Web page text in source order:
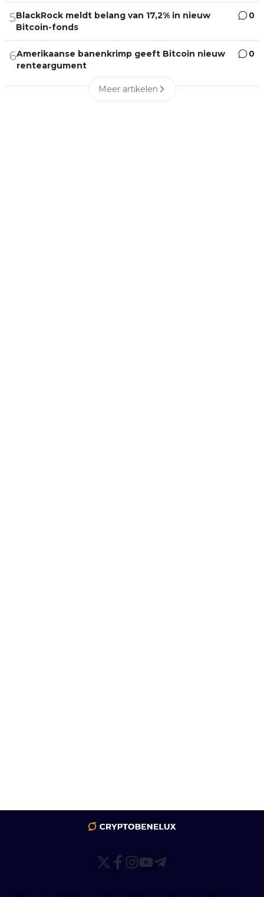
5BlackRock meldt belang van 17,2% in nieuw
Bitcoin-fonds
0
6Amerikaanse banenkrimp geeft Bitcoin nieuw
renteargument
0
Meer artikelen